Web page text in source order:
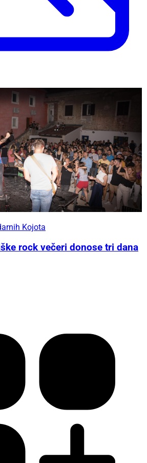
Kojota
rock večeri donose tri dana